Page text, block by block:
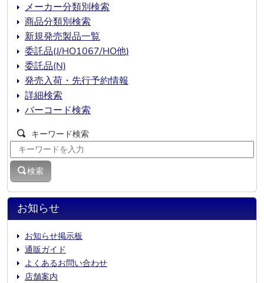
お知らせ
お知らせ掲示板
通販ガイド
よくあるお問い合わせ
店舗案内
メーカー分類別検索
商品分類別検索
新規発売製品一覧
委託品(J/HO1067/HO他)
委託品(N)
発売入荷・先行予約情報
詳細検索
バーコード検索
キーワード検索
検索